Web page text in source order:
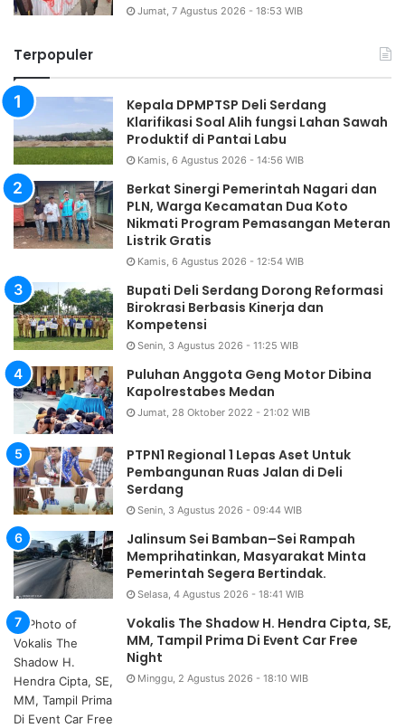
Jumat, 7 Agustus 2026 - 18:53 WIB
Terpopuler
Kepala DPMPTSP Deli Serdang
Klarifikasi Soal Alih fungsi Lahan Sawah
Produktif di Pantai Labu
Kamis, 6 Agustus 2026 - 14:56 WIB
Berkat Sinergi Pemerintah Nagari dan
PLN, Warga Kecamatan Dua Koto
Nikmati Program Pemasangan Meteran
Listrik Gratis
Kamis, 6 Agustus 2026 - 12:54 WIB
Bupati Deli Serdang Dorong Reformasi
Birokrasi Berbasis Kinerja dan
Kompetensi
Senin, 3 Agustus 2026 - 11:25 WIB
Puluhan Anggota Geng Motor Dibina
Kapolrestabes Medan
Jumat, 28 Oktober 2022 - 21:02 WIB
PTPN1 Regional 1 Lepas Aset Untuk
Pembangunan Ruas Jalan di Deli
Serdang
Senin, 3 Agustus 2026 - 09:44 WIB
Jalinsum Sei Bamban–Sei Rampah
Memprihatinkan, Masyarakat Minta
Pemerintah Segera Bertindak.
Selasa, 4 Agustus 2026 - 18:41 WIB
Vokalis The Shadow H. Hendra Cipta, SE,
MM, Tampil Prima Di Event Car Free
Night
Minggu, 2 Agustus 2026 - 18:10 WIB